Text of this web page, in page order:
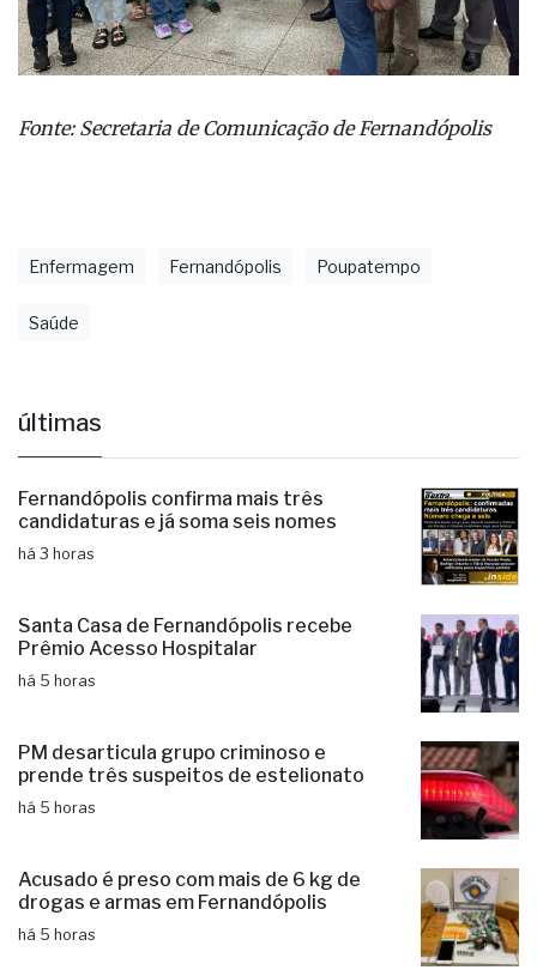
Fonte: Secretaria de Comunicação de Fernandópolis
Enfermagem Fernandópolis Poupatempo
Saúde
últimas
Fernandópolis confirma mais três
candidaturas e já soma seis nomes
há 3 horas
Santa Casa de Fernandópolis recebe
Prêmio Acesso Hospitalar
há 5 horas
PM desarticula grupo criminoso e
prende três suspeitos de estelionato
há 5 horas
Acusado é preso com mais de 6 kg de
drogas e armas em Fernandópolis
há 5 horas